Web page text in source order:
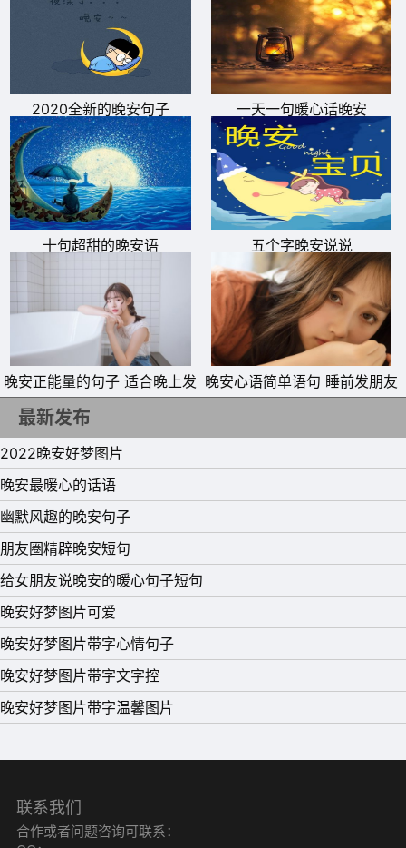
理。要知道自己的不足，也要清楚自己的优势在哪里。晚
6、很多人，很多事，原本是熟悉的，以为明天可以再继
续，于是转过身暂时放手，想的是明日又将重聚的希望。在
这个世界上，一个人一生中能遇到几个值得你去爱的人?所
以遇到了就要好好珍惜，别等到秋天时才说春风已吹过，别
等到告别时才说曾真的爱过!晚安!
7、很多人会有这样的体会，世界不完美，如果难过了，就
努力抬头望天空吧，每个人都有自己喜欢的事的，只是有些
人 发现了并认真去做好，而有些人并不清楚自己到底该干
吗。要发现自己的兴趣最有效的就是认真对待平日看似无聊
单调的生活，多听多看多做，多交友，多交流。晚安!
8、我只有一个小小的愿望：生命中永远有你。晚安!
9、想送你一个月亮，有我对你平和的吩咐;想送你一颗星
星，有我给你俏皮的祝愿;想送你一条短信，让晚安连同星
星月亮随你入梦!
10、一个人久了，都不知道自己到底要的是什么了，不是没
有人追，也不是不想爱。只是不习惯去过两个人的生活，或
许还是因为没有遇到那个可以让我心动的人。只有等到物是
人非之后，人才会懂得怀念;总是在我们最不懂的时候，错
过的东西却是最真。晚安!
2020全新的晚安句子 一天一句暖心话晚安
十句超甜的晚安语 五个字晚安说说
晚安正能量的句子 适合晚上发
朋友圈的温馨句子励志
晚安心语简单语句 睡前发朋友
圈的无聊说说
最新发布
2022晚安好梦图片
晚安最暖心的话语
幽默风趣的晚安句子
朋友圈精辟晚安短句
给女朋友说晚安的暖心句子短句
晚安好梦图片可爱
晚安好梦图片带字心情句子
晚安好梦图片带字文字控
晚安好梦图片带字温馨图片
联系我们
合作或者问题咨询可联系：